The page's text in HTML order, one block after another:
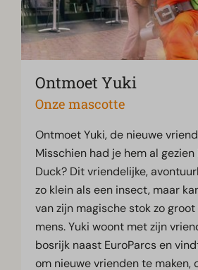
Ontmoet Yuki
Onze mascotte
Ontmoet Yuki, de nieuwe
Misschien had je hem al
Duck? Dit vriendelijke,
zo klein als een insect, maar
van zijn magische stok zo
mens. Yuki woont met zijn
bosrijk naast EuroParcs en
om nieuwe vrienden te maken,